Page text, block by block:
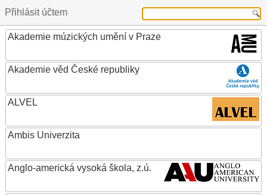
Přihlásit účtem
Akademie múzických umění v Praze
Akademie věd České republiky
ALVEL
Ambis Univerzita
Anglo-americká vysoká škola, z.ú.